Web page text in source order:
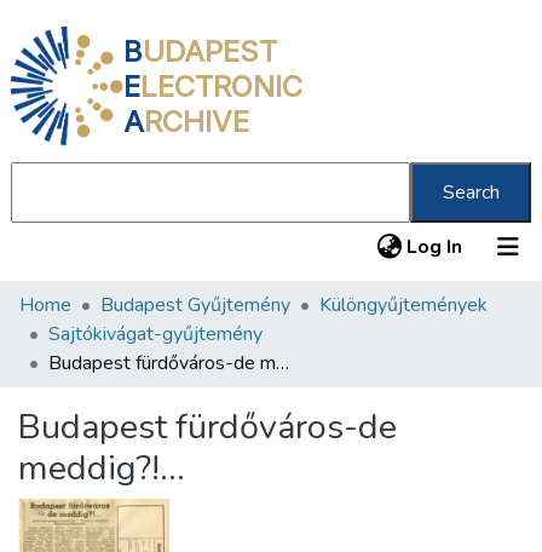
BUDAPEST
ELECTRONIC
ARCHIVE
Search
Log In (current)
Communities & Collections
All of DSpace
About us
Home Budapest Gyűjtemény
Különgyűjtemények
Sajtókivágat-gyűjtemény
Budapest fürdőváros-de meddig?!...
Budapest fürdőváros-de
meddig?!...